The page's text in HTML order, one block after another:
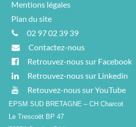
Mentions légales
Plan du site
02 97 02 39 39
Contactez-nous
Retrouvez-nous sur Facebook
Retrouvez-nous sur Linkedin
Retouvez-nous sur YouTube
EPSM SUD BRETAGNE – CH Charcot
Le Trescoët BP 47